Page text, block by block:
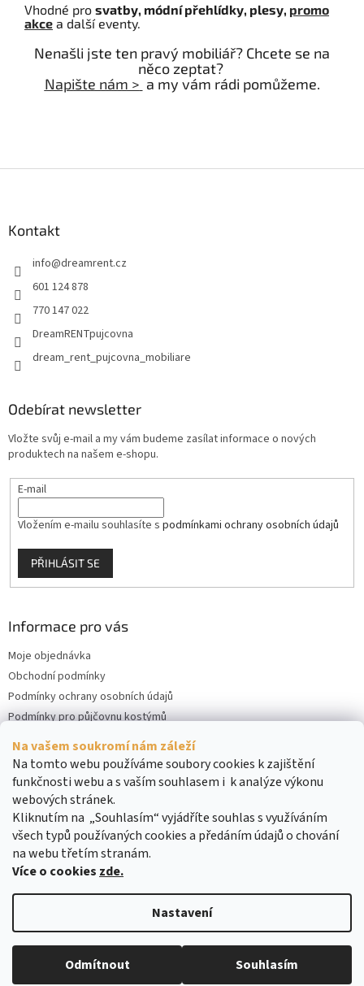
Na vašem soukromí nám záleží
Na tomto webu používáme soubory cookies k zajištění
funkčnosti webu a s vaším souhlasem i k analýze výkonu
webových stránek.
Kliknutím na „Souhlasím“ vyjádříte souhlas s využíváním
všech typů používaných cookies a předáním údajů o chování
na webu třetím stranám.
Více o cookies zde.
Nastavení
Odmítnout Souhlasím
Vhodné pro svatby, módní přehlídky, plesy, promo
akce a další eventy.
Nenašli jste ten pravý mobiliář? Chcete se na
něco zeptat?
Napište nám > a my vám rádi pomůžeme.
Kontakt
info@dreamrent.cz
601 124 878
770 147 022
DreamRENTpujcovna
dream_rent_pujcovna_mobiliare
Odebírat newsletter
Vložte svůj e-mail a my vám budeme zasílat informace o nových
produktech na našem e-shopu.
E-mail
Vložením e-mailu souhlasíte s podmínkami ochrany osobních údajů
PŘIHLÁSIT SE
Informace pro vás
Moje objednávka
Obchodní podmínky
Podmínky ochrany osobních údajů
Podmínky pro půjčovnu kostýmů
Kontakty
Cookies
Copyright 2026DreamRENT. Všechna práva vyhrazena.Upravit